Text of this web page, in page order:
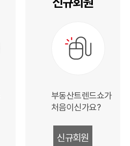
부동산트렌드쇼가
처음이신가요?
신규회원